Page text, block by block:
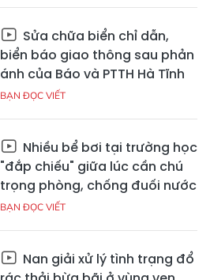
Sửa chữa biển chỉ dẫn,
biển báo giao thông sau phản
ánh của Báo và PTTH Hà Tĩnh
BẠN ĐỌC VIẾT
Nhiều bể bơi tại trường học
"đắp chiếu" giữa lúc cần chú
trọng phòng, chống đuối nước
BẠN ĐỌC VIẾT
Nan giải xử lý tình trạng đổ